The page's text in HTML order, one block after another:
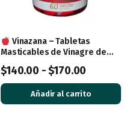
Vinazana – Tabletas
Masticables de Vinagre de
Manzana (60 tabletas)
$140.00 -$170.00
Añadir al carrito